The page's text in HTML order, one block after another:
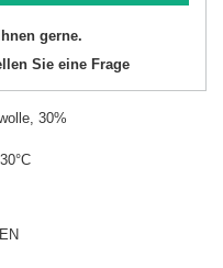
gerne.
Sie eine Frage
30%